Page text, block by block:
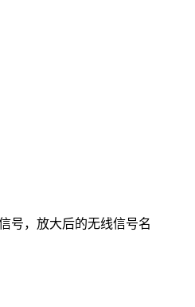
号，放大后的无线信号名